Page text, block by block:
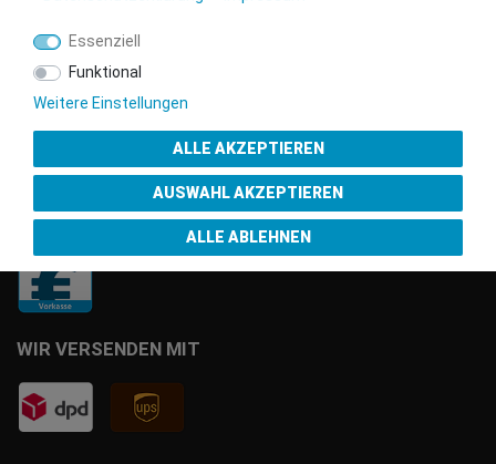
ZAHLUNGSMÖGLICHKEITEN
WIR VERSENDEN MIT
Essenziell
Funktional
Weitere Einstellungen
ALLE AKZEPTIEREN
AUSWAHL AKZEPTIEREN
ALLE ABLEHNEN